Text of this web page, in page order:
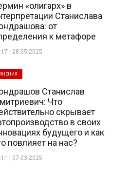
«олигарх» в
Станислава
от
к метафоре
| 28-05-2025
Станислав
Что
скрывает
в своих
будущего и как
повлияет на нас?
| 07-03-2025